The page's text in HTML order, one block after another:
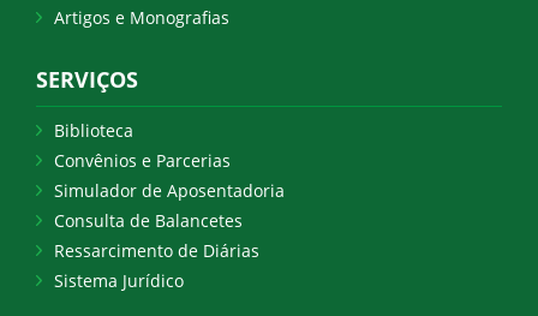
Artigos e Monografias
SERVIÇOS
Biblioteca
Convênios e Parcerias
Simulador de Aposentadoria
Consulta de Balancetes
Ressarcimento de Diárias
Sistema Jurídico